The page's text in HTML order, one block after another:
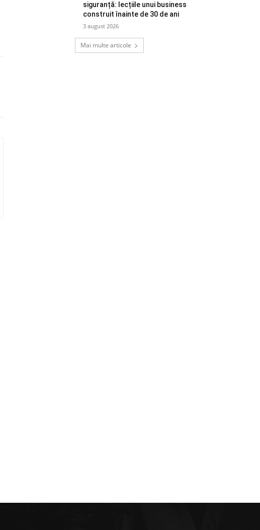
siguranță: lecțiile unui business
construit înainte de 30 de ani
3 august 2026
Mai multe articole